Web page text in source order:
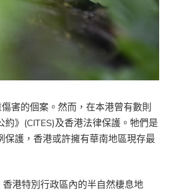
害的個案。然而，在本港曾有數則
》(CITES)及香港法律保護。牠們是
護，香港或許擁有華南地區現存最
港特別行政區內的半自然棲息地